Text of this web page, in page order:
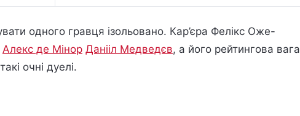
одного гравця ізольовано. Кар’єра Фелікс Оже-
Алекс де Мінор Данііл Медведєв, а його рейтингова вага
очні дуелі.